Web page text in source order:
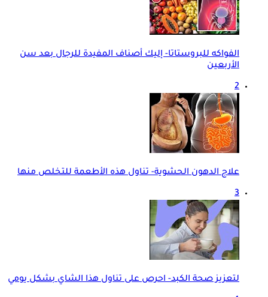
الفواكه للبروستاتا- إليك أصناف المفيدة للرجال بعد سن
الأربعين
2
علاج الدهون الحشوية- تناول هذه الأطعمة للتخلص منها
3
لتعزيز صحة الكبد- احرص على تناول هذا الشاي بشكل يومي